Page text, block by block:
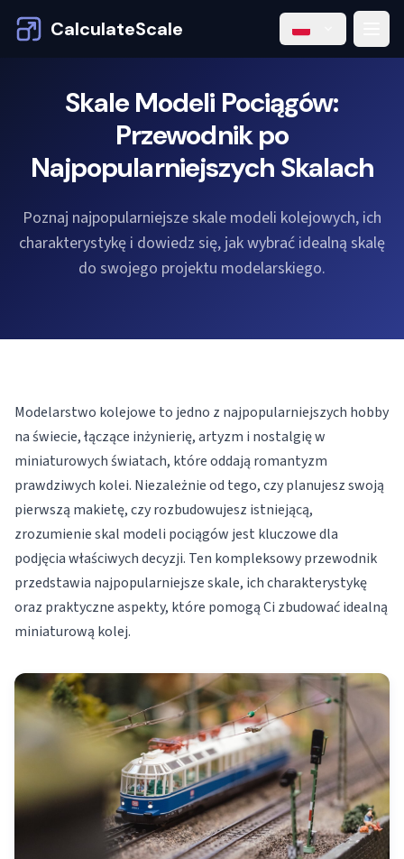
CalculateScale
Skale Modeli Pociągów:
Przewodnik po
Najpopularniejszych Skalach
Poznaj najpopularniejsze skale modeli kolejowych, ich
charakterystykę i dowiedz się, jak wybrać idealną skalę
do swojego projektu modelarskiego.
Modelarstwo kolejowe to jedno z najpopularniejszych hobby
na świecie, łączące inżynierię, artyzm i nostalgię w
miniaturowych światach, które oddają romantyzm
prawdziwych kolei. Niezależnie od tego, czy planujesz swoją
pierwszą makietę, czy rozbudowujesz istniejącą,
zrozumienie skal modeli pociągów jest kluczowe dla
podjęcia właściwych decyzji. Ten kompleksowy przewodnik
przedstawia najpopularniejsze skale, ich charakterystykę
oraz praktyczne aspekty, które pomogą Ci zbudować idealną
miniaturową kolej.